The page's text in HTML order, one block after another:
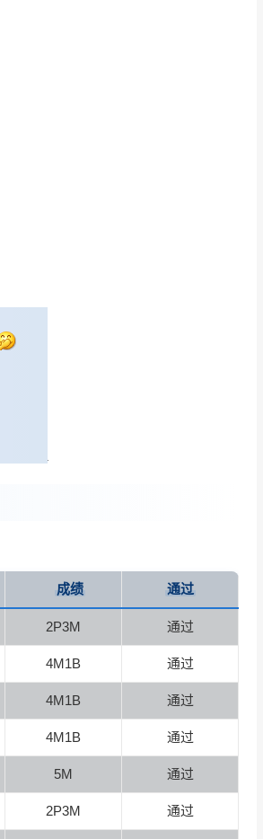
成绩 通过
2P3M 通过
4M1B 通过
4M1B 通过
4M1B 通过
5M 通过
2P3M 通过